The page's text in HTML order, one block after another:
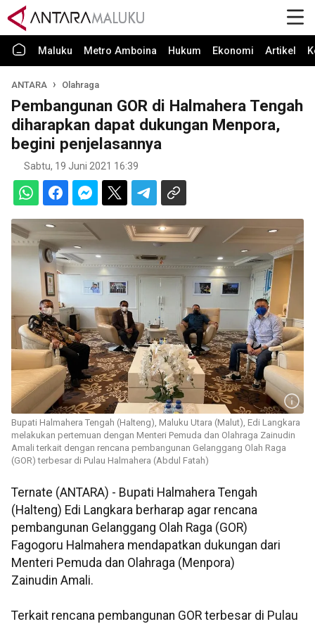
Maluku Metro Amboina Hukum Ekonomi Artikel
ANTARA Olahraga
Pembangunan GOR di Halmahera Tengah
diharapkan dapat dukungan Menpora,
begini penjelasannya
Sabtu, 19 Juni 2021 16:39
Bupati Halmahera Tengah (Halteng), Maluku Utara (Malut), Edi Langkara
melakukan pertemuan dengan Menteri Pemuda dan Olahraga Zainudin
Amali terkait dengan rencana pembangunan Gelanggang Olah Raga
(GOR) terbesar di Pulau Halmahera (Abdul Fatah)
Ternate (ANTARA) - Bupati Halmahera Tengah
(Halteng) Edi Langkara berharap agar rencana
pembangunan Gelanggang Olah Raga (GOR)
Fagogoru Halmahera mendapatkan dukungan dari
Menteri Pemuda dan Olahraga (Menpora)
Zainudin Amali.
Terkait rencana pembangunan GOR terbesar di Pulau